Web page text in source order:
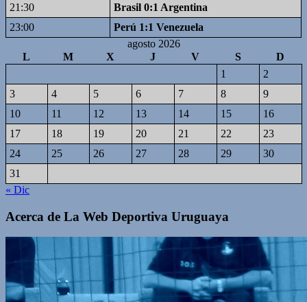
21:30
Brasil 0:1 Argentina
23:00
Perú 1:1 Venezuela
agosto 2026
L
M X J V S
D
1
2
3
4 5 6 7 8
9
10
11 12 13 14 15
16
17
18 19 20 21 22
23
24
25 26 27 28 29
30
31
« Dic
Acerca de La Web Deportiva Uruguaya